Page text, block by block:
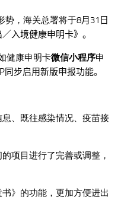
势，海关总署将于8月 31 日
入境健康申明卡》。
健康申明卡微信小程序申
同步启用新版申报功能。
、既往感染情况、疫苗接
项目进行了完善或调整，
》的功能，更加方便进出